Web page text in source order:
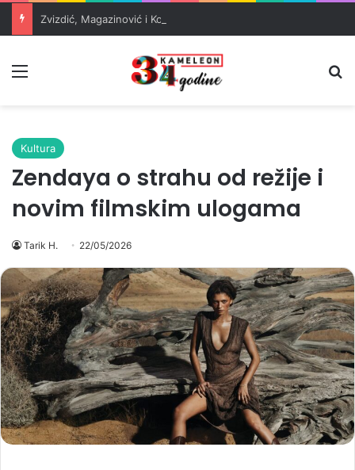
Kultura
Zendaya o strahu od režije i
novim filmskim ulogama
Tarik H. 22/05/2026